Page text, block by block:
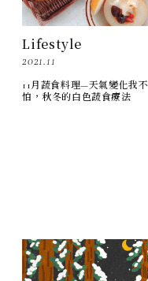
Lifestyle
2021.11
11月蔬食料理—天氣變化我不
怕，秋冬的白色蔬食療法